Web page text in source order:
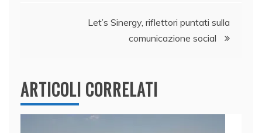
p
Let’s Sinergy, riflettori puntati sulla
comunicazione social
ARTICOLI CORRELATI